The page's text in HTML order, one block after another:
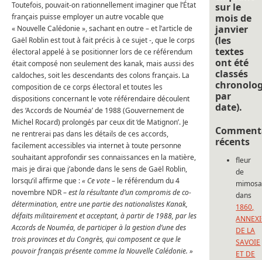
Toutefois, pouvait-on rationnellement imaginer que l’État
français puisse employer un autre vocable que
« Nouvelle Calédonie », sachant en outre – et l’article de
Gaël Roblin est tout à fait précis à ce sujet -, que le corps
électoral appelé à se positionner lors de ce référendum
était composé non seulement des kanak, mais aussi des
caldoches, soit les descendants des colons français. La
composition de ce corps électoral et toutes les
dispositions concernant le vote référendaire découlent
des ‘Accords de Nouméa’ de 1988 (Gouvernement de
Michel Rocard) prolongés par ceux dit ‘de Matignon’. Je
ne rentrerai pas dans les détails de ces accords,
facilement accessibles via internet à toute personne
souhaitant approfondir ses connaissances en la matière,
mais je dirai que j’abonde dans le sens de Gaël Roblin,
lorsqu’il affirme que :« Ce vote– le référendum du 4
novembre NDR –est la résultante d’un compromis de co-
détermination, entre une partie des nationalistes Kanak,
défaits militairement et acceptant, à partir de 1988, par les
Accords de Nouméa, de participer à la gestion d’une des
trois provinces et du Congrès, qui composent ce que le
pouvoir français présente comme la Nouvelle Calédonie. »
sur le
mois de
janvier
(les
textes
ont été
classés
par
date).
récents
fleur
de
mimosa
dans
1860,
DE LA
SAVOIE
ET DE